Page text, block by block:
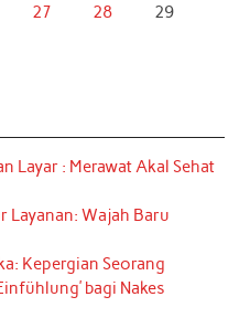
27 28
29
Layar : Merawat Akal Sehat
Layanan: Wajah Baru
Kepergian Seorang
bagi Nakes